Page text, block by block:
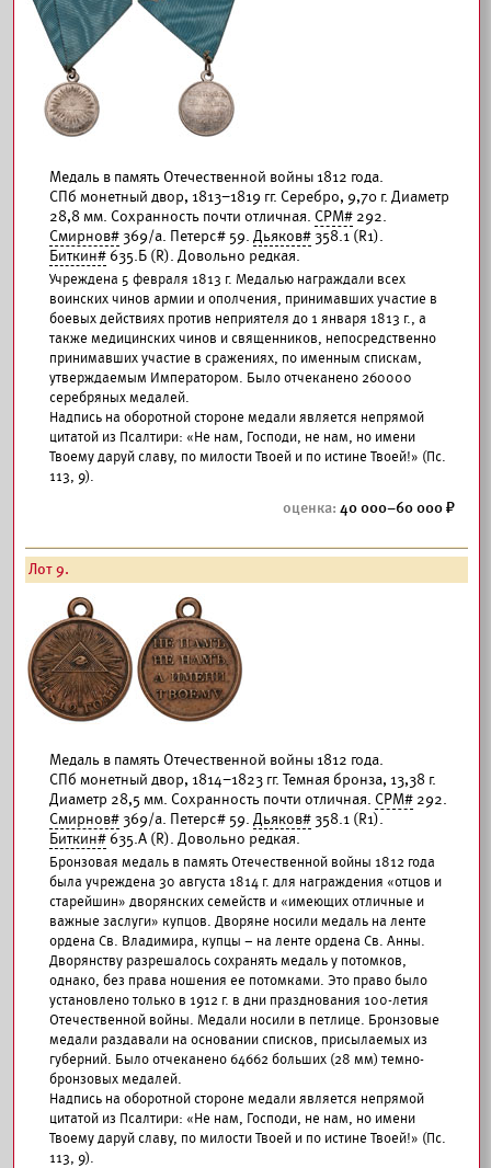
Медаль в память Отечественной войны 1812 года.
СПб монетный двор, 1813–1819 гг. Серебро, 9,70 г. Диаметр
28,8 мм. Сохранность почти отличная. СРМ# 292.
Смирнов#369/а. Петерс# 59. Дьяков#358.1 (R1).
Биткин# 635.Б (R). Довольно редкая.
Учреждена 5 февраля 1813 г. Медалью награждали всех
воинских чинов армии и ополчения, принимавших участие в
боевых действиях против неприятеля до 1 января 1813 г., а
также медицинских чинов и священников, непосредственно
принимавших участие в сражениях, по именным спискам,
утверждаемым Императором. Было отчеканено 260000
серебряных медалей.
Надпись на оборотной стороне медали является непрямой
цитатой из Псалтири: «Не нам, Господи, не нам, но имени
Твоему даруй славу, по милости Твоей и по истине Твоей!» (Пс.
113, 9).
40 000–60 000
Лот 9.
Медаль в память Отечественной войны 1812 года.
СПб монетный двор, 1814–1823 гг. Темная бронза, 13,38 г.
Диаметр 28,5 мм. Сохранность почти отличная. СРМ# 292.
Смирнов#369/а. Петерс# 59. Дьяков#358.1 (R1).
Биткин# 635.А (R). Довольно редкая.
Бронзовая медаль в память Отечественной войны 1812 года
была учреждена 30 августа 1814 г. для награждения «отцов и
старейшин» дворянских семейств и «имеющих отличные и
важные заслуги» купцов. Дворяне носили медаль на ленте
ордена Св. Владимира, купцы – на ленте ордена Св. Анны.
Дворянству разрешалось сохранять медаль у потомков,
однако, без права ношения ее потомками. Это право было
установлено только в 1912 г. в дни празднования 100-летия
Отечественной войны. Медали носили в петлице. Бронзовые
медали раздавали на основании списков, присылаемых из
губерний. Было отчеканено 64662 больших (28 мм) темно-
бронзовых медалей.
Надпись на оборотной стороне медали является непрямой
цитатой из Псалтири: «Не нам, Господи, не нам, но имени
Твоему даруй славу, по милости Твоей и по истине Твоей!» (Пс.
113, 9).